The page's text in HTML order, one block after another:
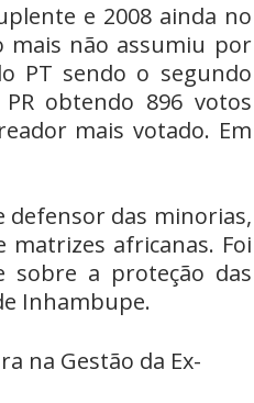
e 2008 ainda no
mais não assumiu por
PT sendo o segundo
obtendo 896 votos
mais votado. Em
das minorias,
africanas. Foi
sobre a proteção das
Inhambupe.
na Gestão da Ex-